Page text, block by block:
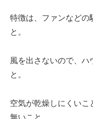
特徴は、 ファンなどの
と。
風を出さないので、 ハ
と。
空気が乾燥 しにくいこ
無いこと。